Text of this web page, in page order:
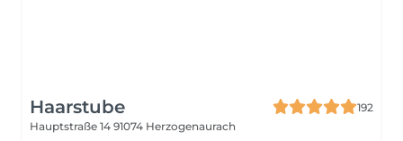
Haarstube
192
Hauptstraße 14 91074 Herzogenaurach